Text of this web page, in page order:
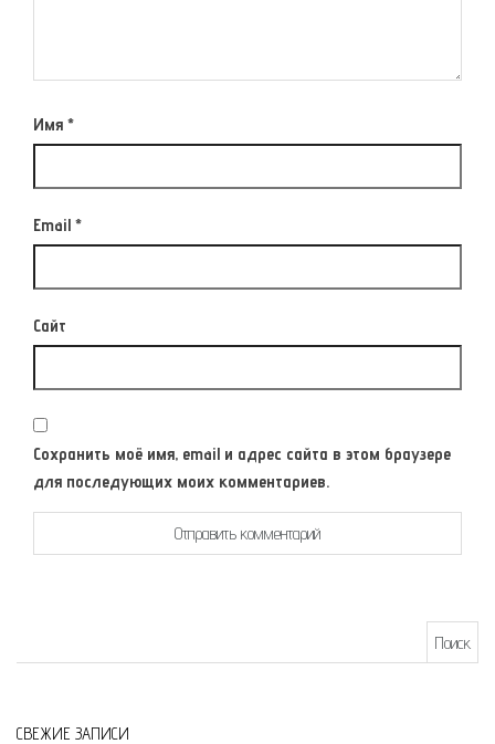
Имя *
Email *
Сайт
Сохранить моё имя, email и адрес сайта в этом браузере
для последующих моих комментариев.
СВЕЖИЕ ЗАПИСИ